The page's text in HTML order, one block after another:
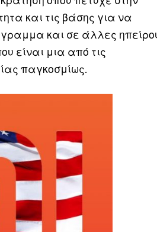
και τις βάσης για να
και σε άλλες
είναι μια από τις
παγκοσμίως.